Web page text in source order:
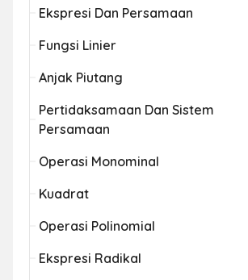
Ekspresi Dan Persamaan
Fungsi Linier
Anjak Piutang
Pertidaksamaan Dan Sistem
Persamaan
Operasi Monominal
Kuadrat
Operasi Polinomial
Ekspresi Radikal